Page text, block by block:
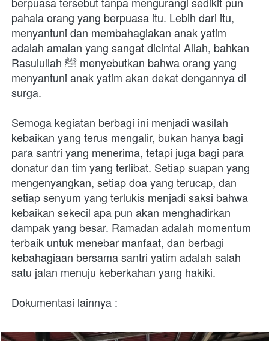
pahala orang yang berpuasa itu. Lebih dari itu,
menyantuni dan membahagiakan anak yatim
adalah amalan yang sangat dicintai Allah, bahkan
Rasulullah ﷺ menyebutkan bahwa orang yang
menyantuni anak yatim akan dekat dengannya di
surga.
Semoga kegiatan berbagi ini menjadi wasilah
kebaikan yang terus mengalir, bukan hanya bagi
para santri yang menerima, tetapi juga bagi para
donatur dan tim yang terlibat. Setiap suapan yang
mengenyangkan, setiap doa yang terucap, dan
setiap senyum yang terlukis menjadi saksi bahwa
kebaikan sekecil apa pun akan menghadirkan
dampak yang besar. Ramadan adalah momentum
terbaik untuk menebar manfaat, dan berbagi
kebahagiaan bersama santri yatim adalah salah
satu jalan menuju keberkahan yang hakiki.
Dokumentasi lainnya :